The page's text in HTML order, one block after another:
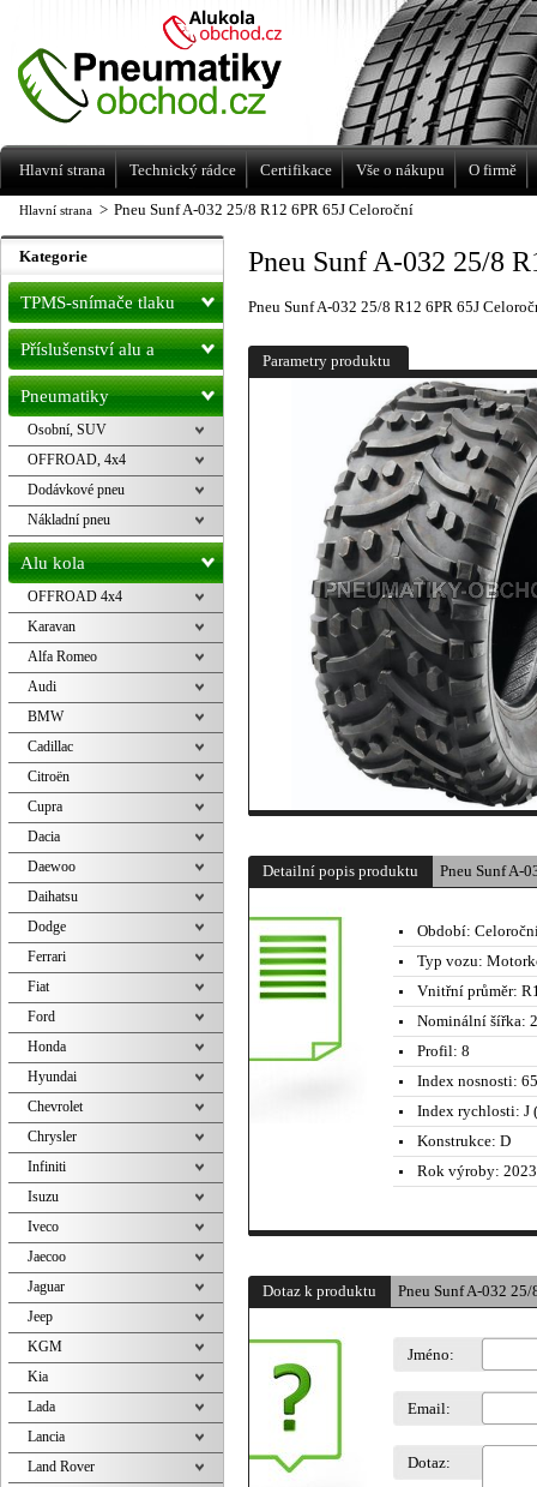
Hlavní strana > Pneu Sunf A-032 25/8 R12 6PR 65J Celoroční
Pneu Sunf A-032 25/8
Pneu Sunf A-032 25/8 R12 6PR 65J
Parametry produktu
Detailní popis produktu Pneu Sunf A-
Období:
Typ vozu:
Vnitřní průměr:
Nominální šířka:
Profil: 8
Index nosnosti:
Index rychlosti: J
Konstrukce: D
Rok výroby:
Dotaz k produktu Pneu Sunf A-032
Jméno:
Email:
Dotaz:
Kategorie
TPMS-snímače tlaku
Příslušenství alu a
pneu
Pneumatiky
Osobní, SUV
OFFROAD, 4x4
Dodávkové pneu
Nákladní pneu
Alu kola
OFFROAD 4x4
Karavan
Alfa Romeo
Audi
BMW
Cadillac
Citroën
Cupra
Dacia
Daewoo
Daihatsu
Dodge
Ferrari
Fiat
Ford
Honda
Hyundai
Chevrolet
Chrysler
Infiniti
Isuzu
Iveco
Jaecoo
Jaguar
Jeep
KGM
Kia
Lada
Lancia
Land Rover
Levné pneumatiky letní, zimní, Alu kola
a litá kola Racing Line
Hlavní strana Technický rádce Certifikace Vše o nákupu O firmě